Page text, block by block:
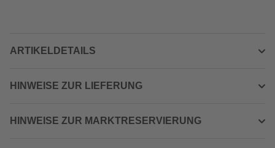
ARTIKELDETAILS
HINWEISE ZUR LIEFERUNG
HINWEISE ZUR MARKTRESERVIERUNG